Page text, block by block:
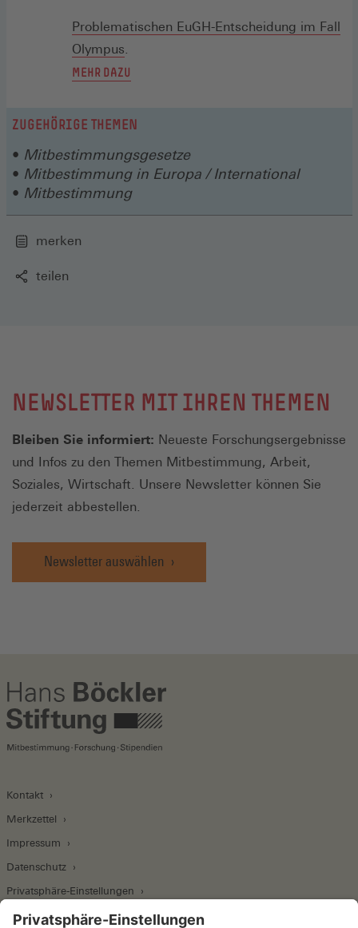
Problematischen EuGH-Entscheidung im Fall
Olympus
in
MEHR DAZU
EINEM
FENSTER)
ZUGEHÖRIGE THEMEN
Mitbestimmungsgesetze
Mitbestimmung in Europa / International
Mitbestimmung
merken
teilen
NEWSLETTER MIT IHREN THEMEN
Bleiben Sie informiert: Neueste Forschungsergebnisse
und Infos zu den Themen Mitbestimmung, Arbeit,
Soziales, Wirtschaft. Unsere Newsletter können Sie
jederzeit abbestellen.
Newsletter auswählen
Kontakt
Merkzettel
Impressum
Datenschutz
Privatsphäre-Einstellungen